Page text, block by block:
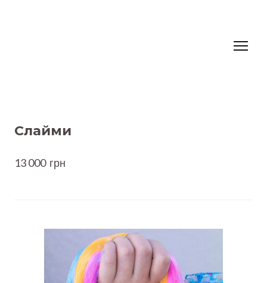
Слайми
13 000  грн